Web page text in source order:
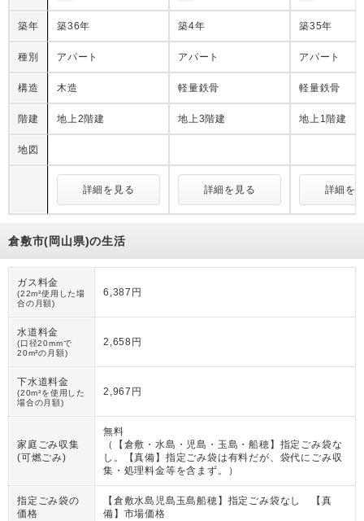
築年 築36年 築4年 築35年
種別 アパート アパート アパート
構造 木造 軽量鉄骨 軽量鉄骨
階建 地上2階建 地上3階建 地上1階建
地図
詳細を見る 詳細を見る 詳細を
倉敷市(岡山県)の生活
ガス料金
(22m³使用した場
合の月額)
6,387円
水道料金
(口径20mmで
20m³の月額)
2,658円
下水道料金
(20m³を使用した
場合の月額)
2,967円
家庭ごみ収集
(可燃ごみ)
無料
（
【倉敷・水島・児島・玉島・船穂】指定ごみ袋な
し。【真備】指定ごみ袋は有料だが、袋代にごみ収
集・処理料金等を含まず。
）
指定ごみ袋の
価格
【倉敷水島児島玉島船穂】指定ごみ袋なし 【真
備】市場価格